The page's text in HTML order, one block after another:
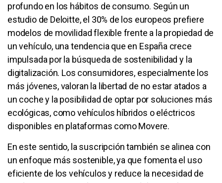
profundo en los hábitos de consumo. Según un
estudio de Deloitte, el 30% de los europeos prefiere
modelos de movilidad flexible frente a la propiedad de
un vehículo, una tendencia que en España crece
impulsada por la búsqueda de sostenibilidad y la
digitalización. Los consumidores, especialmente los
más jóvenes, valoran la libertad de no estar atados a
un coche y la posibilidad de optar por soluciones más
ecológicas, como vehículos híbridos o eléctricos
disponibles en plataformas como Movere.
En este sentido, la suscripción también se alinea con
un enfoque más sostenible, ya que fomenta el uso
eficiente de los vehículos y reduce la necesidad de